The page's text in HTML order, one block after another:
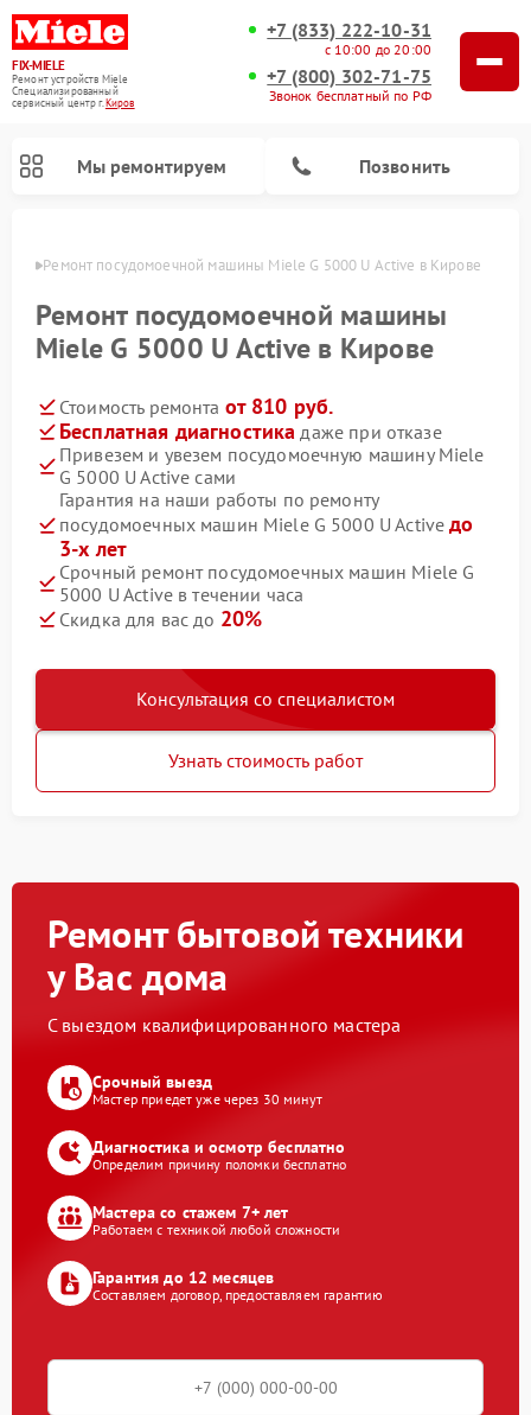
FIX-MIELE
Ремонт устройств Miele
Специализированный
cервисный центр г.Киров
+7 (833) 222-10-31
с 10:00 до 20:00
+7 (800) 302-71-75
Звонок бесплатный по РФ
Мы ремонтируем Позвонить
Ремонт посудомоечной машины Miele G 5000 U Active в Кирове
Ремонт посудомоечной машины
Miele G 5000 U Active в Кирове
Стоимость ремонта от 810 руб.
Бесплатная диагностика даже при отказе
Привезем и увезем посудомоечную машину Miele
G 5000 U Active сами
Гарантия на наши работы по ремонту
посудомоечных машин Miele G 5000 U Activeдо
3-х лет
Срочный ремонт посудомоечных машин Miele G
5000 U Active в течении часа
Скидка для вас до 20%
Консультация со специалистом
Узнать стоимость работ
Ремонт бытовой техники
у Вас дома
С выездом квалифицированного мастера
Срочный выезд
Мастер приедет уже через 30 минут
Диагностика и осмотр бесплатно
Определим причину поломки бесплатно
Мастера со стажем 7+ лет
Работаем с техникой любой сложности
Гарантия до 12 месяцев
Составляем договор, предоставляем гарантию